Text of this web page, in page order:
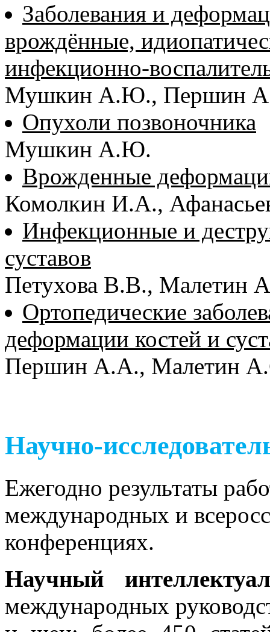
Заболевания и
врождённые,
инфекционно-
Мушкин А.Ю., Першин
Опухоли позвоночника
Мушкин А.Ю.
Врожденные
Комолкин И.А.,
Инфекционные и
суставов
Петухова В.В.,
Ортопедические
деформации костей и
Першин А.А., Малетин
Научно-
Ежегодно результаты
международных и
конференциях.
Научный
международных